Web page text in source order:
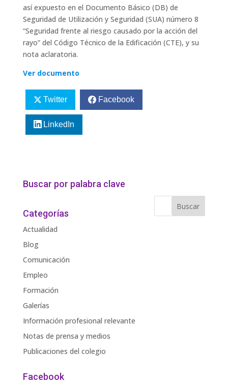
así expuesto en el Documento Básico (DB) de
Seguridad de Utilización y Seguridad (SUA) número 8
“Seguridad frente al riesgo causado por la acción del
rayo” del Código Técnico de la Edificación (CTE), y su
nota aclaratoria.
Ver documento
Twitter Facebook
LinkedIn
Buscar por palabra clave
Categorías
Actualidad
Blog
Comunicación
Empleo
Formación
Galerías
Información profesional relevante
Notas de prensa y medios
Publicaciones del colegio
Facebook